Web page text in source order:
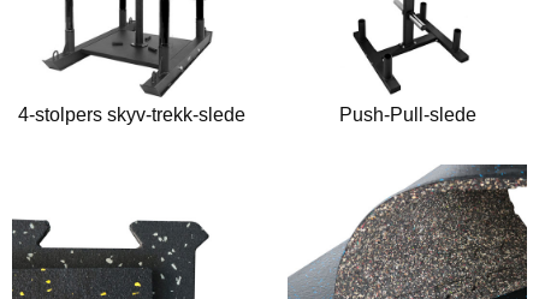
4-stolpers skyv-trekk-slede Push-Pull-slede